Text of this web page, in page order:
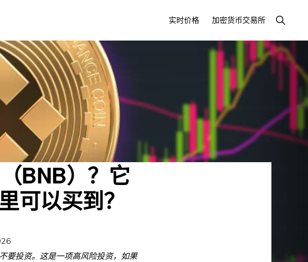
实时价格 加密货币交易所 显
示
索
BNB）？它
可以买到？
要投资。这是一项高风险投资，如果